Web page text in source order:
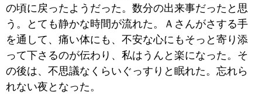
の頃に戻ったようだった。数分の出来事だったと思
う。とても静かな時間が流れた。Ａさんがさする手
を通して、痛い体にも、不安な心にもそっと寄り添
って下さるのが伝わり、私はうんと楽になった。そ
の後は、不思議なくらいぐっすりと眠れた。忘れら
れない夜となった。